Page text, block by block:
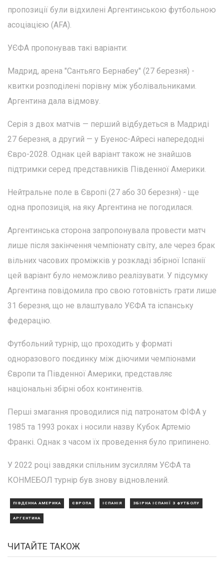
пропозиції були відхилені Аргентинською футбольною
асоціацією (AFA).
УЄФА пропонував такі варіанти:
Мадрид, арена "Сантьяго Бернабеу" (27 березня) -
квитки розподілені порівну між уболівальниками.
Аргентина дала відмову.
Серія з двох матчів — перший відбудеться в Мадриді
27 березня, а другий — у Буенос-Айресі напередодні
Євро-2028. Однак цей варіант також не знайшов
підтримки серед представників Південної Америки.
Нейтральне поле в Європі (27 або 30 березня) - ще
одна пропозиція, на яку Аргентина не погодилася.
Аргентинська сторона запропонувала провести матч
лише після закінчення чемпіонату світу, але через брак
вільних часових проміжків у розкладі збірної Іспанії
цей варіант було неможливо реалізувати. У підсумку
Аргентина повідомила про свою готовність грати лише
31 березня, що не влаштувало УЄФА та іспанську
федерацію.
Футбольний турнір, що проходить у форматі
одноразового поєдинку між діючими чемпіонами
Європи та Південної Америки, представляє
національні збірні обох континентів.
Перші змагання проводилися під патронатом ФІФА у
1985 та 1993 роках і носили назву Кубок Артеміо
Франкі. Однак з часом їх проведення було припинено.
У 2022 році завдяки спільним зусиллям УЄФА та
КОНМЕБОЛ турнір був знову відновлений.
ПІВДЕННА АМЕРИКА ЄВРОПА ІСПАНІЯ ЗБІРНА ІСПАНІЇ З ФУТБОЛУ
АРГЕНТИНА
ЧИТАЙТЕ ТАКОЖ